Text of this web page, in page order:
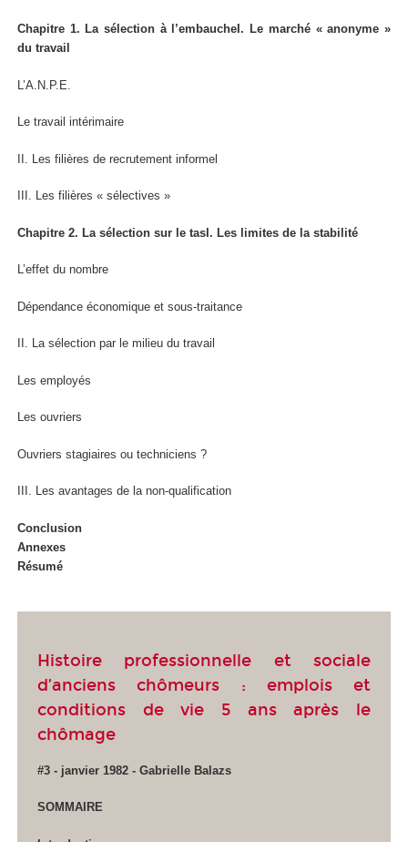
Chapitre 1. La sélection à l’embaucheI. Le marché « anonyme »
du travail
L’A.N.P.E.
Le travail intérimaire
II. Les filières de recrutement informel
III. Les filières « sélectives »
Chapitre 2. La sélection sur le tasI. Les limites de la stabilité
L’effet du nombre
Dépendance économique et sous-traitance
II. La sélection par le milieu du travail
Les employés
Les ouvriers
Ouvriers stagiaires ou techniciens ?
III. Les avantages de la non-qualification
Conclusion
Annexes
Résumé
Histoire professionnelle et sociale
d’anciens chômeurs : emplois et
conditions de vie 5 ans après le
chômage
#3 - janvier 1982 - Gabrielle Balazs
SOMMAIRE